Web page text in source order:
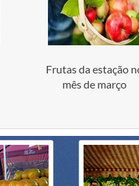
Frutas da estação
mês de março